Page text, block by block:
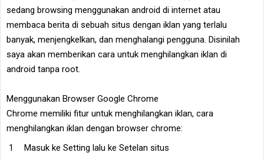
sedang browsing menggunakan android di internet atau
membaca berita di sebuah situs dengan iklan yang terlalu
banyak, menjengkelkan, dan menghalangi pengguna. Disinilah
saya akan memberikan cara untuk menghilangkan iklan di
android tanpa root.
Menggunakan Browser Google Chrome
Chrome memiliki fitur untuk menghilangkan iklan, cara
menghilangkan iklan dengan browser chrome:
Masuk ke Setting lalu ke Setelan situs